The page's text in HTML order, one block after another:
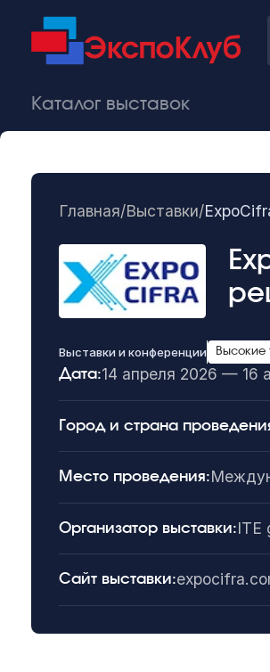
Каталог выставок
Главная/Выставки/
Выставки и конференции Высокие
Дата:14 апреля 2026 — 16
Город и страна
Место проведения:
Организатор выставки:ITE
Сайт выставки: